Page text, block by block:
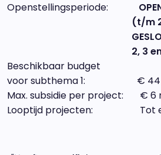
Openstellingsperiode:
(t/m 22-09-
GESLOTEN:
2, 3 en
Beschikbaar budget
voor subthema 1: € 44
Max. subsidie per project: € 6
Looptijd projecten: Tot